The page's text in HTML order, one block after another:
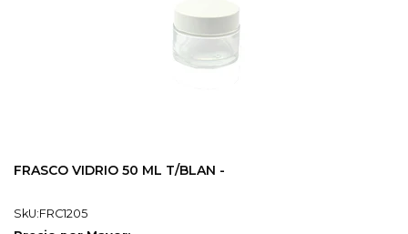
FRASCO VIDRIO 50 ML T/BLAN -
SkU:FRC1205